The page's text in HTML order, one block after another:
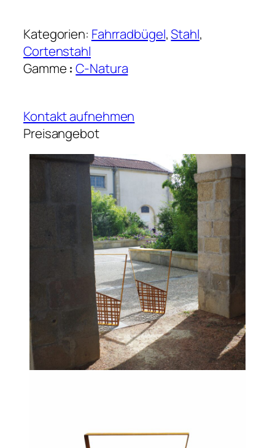
Kategorien: Fahrradbügel, Stahl
Cortenstahl
Gamme : C-Natura
Kontakt aufnehmen
Preisangebot